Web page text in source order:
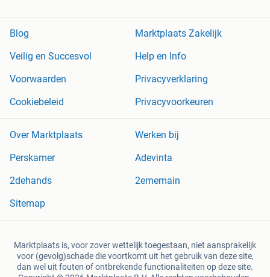
Blog
Marktplaats Zakelijk
Veilig en Succesvol
Help en Info
Voorwaarden
Privacyverklaring
Cookiebeleid
Privacyvoorkeuren
Over Marktplaats
Werken bij
Perskamer
Adevinta
2dehands
2ememain
Sitemap
Marktplaats is, voor zover wettelijk toegestaan, niet aansprakelijk
voor (gevolg)schade die voortkomt uit het gebruik van deze site,
dan wel uit fouten of ontbrekende functionaliteiten op deze site.